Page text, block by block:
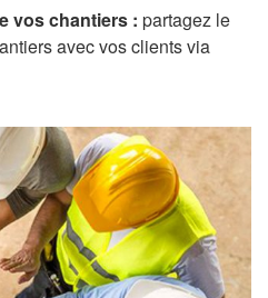
vos chantiers : partagez le
avec vos clients via